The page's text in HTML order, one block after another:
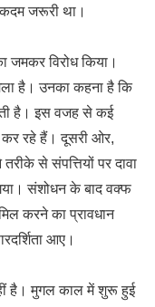
कदम जरूरी था।
जमकर विरोध किया।
है। उनका कहना है कि
है। इस वजह से कई
कर रहे हैं। दूसरी ओर,
से संपत्तियों पर दावा
संशोधन के बाद वक्फ
करने का प्रावधान
आए।
है। मुगल काल में शुरू हुई